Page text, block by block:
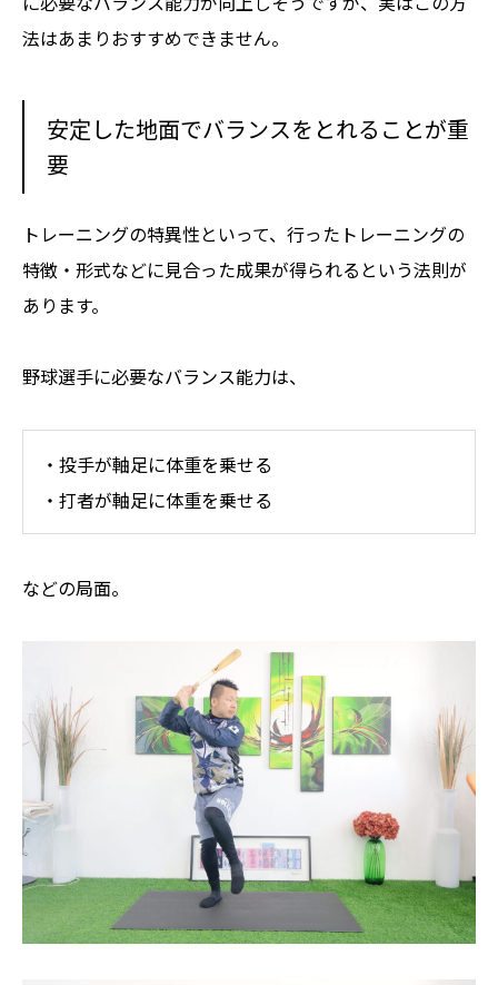
法はあまりおすすめできません。
安定した地面でバランスをとれることが重
要
トレーニングの特異性といって、行ったトレーニングの
特徴・形式などに見合った成果が得られるという法則が
あります。
野球選手に必要なバランス能力は、
・投手が軸足に体重を乗せる
・打者が軸足に体重を乗せる
などの局面。